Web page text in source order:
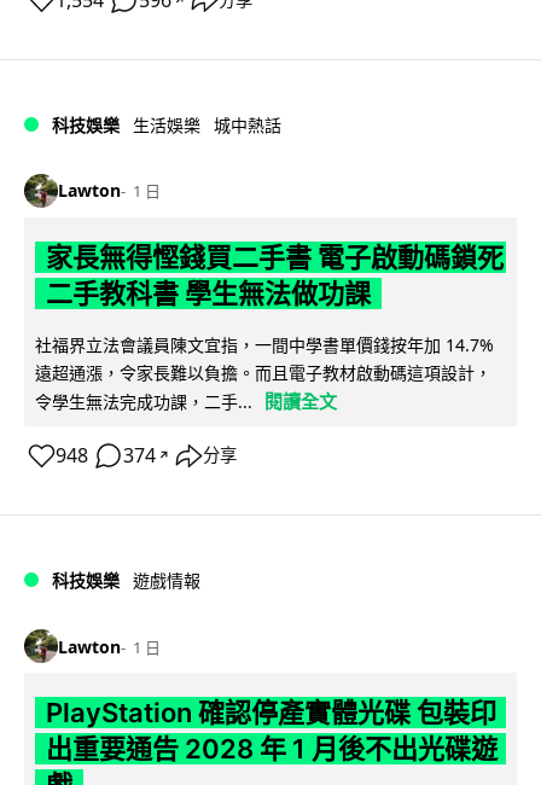
科技娛樂 生活娛樂 城中熱話
Lawton 1 日
家長無得慳錢買二手書 電子啟動碼鎖死
二手教科書 學生無法做功課
社福界立法會議員陳文宜指，一間中學書單價錢按年加 14.7%
遠超通漲，令家長難以負擔。而且電子教材啟動碼這項設計，
令學生無法完成功課，二手...
閱讀全文
948 374 ↗ 分享
科技娛樂 遊戲情報
Lawton 1 日
PlayStation 確認停產實體光碟 包裝印
出重要通告 2028 年 1 月後不出光碟遊